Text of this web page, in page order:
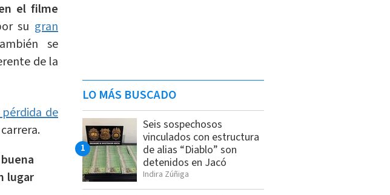
el filme
su gran
se
de la
de
lugar
LO MÁS BUSCADO
Seis sospechosos
vinculados con estructura
de alias “Diablo” son
detenidos en Jacó
Indira Zúñiga